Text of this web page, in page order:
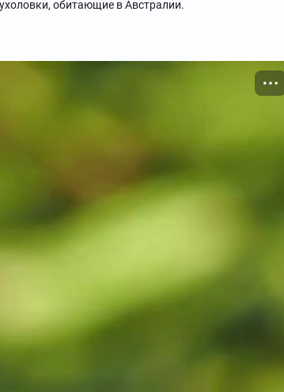
обитающие в Австралии.